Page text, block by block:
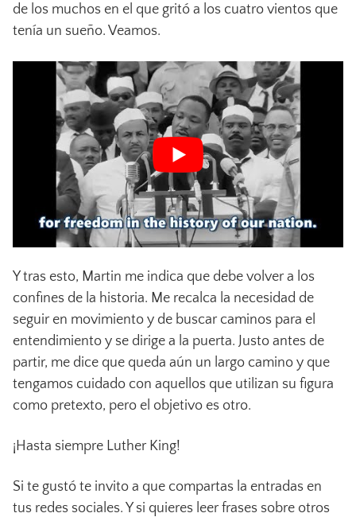
de los muchos en el que gritó a los cuatro vientos que
tenía un sueño. Veamos.
Y tras esto, Martin me indica que debe volver a los
confines de la historia. Me recalca la necesidad de
seguir en movimiento y de buscar caminos para el
entendimiento y se dirige a la puerta. Justo antes de
partir, me dice que queda aún un largo camino y que
tengamos cuidado con aquellos que utilizan su figura
como pretexto, pero el objetivo es otro.
¡Hasta siempre Luther King!
Si te gustó te invito a que compartas la entradas en
tus redes sociales. Y si quieres leer frases sobre otros